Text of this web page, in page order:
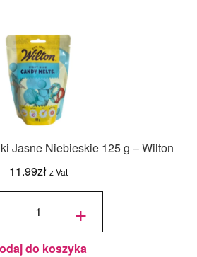
Jasne Niebieskie 125 g – Wilton
11.99zł z Vat
g - +
do koszyka